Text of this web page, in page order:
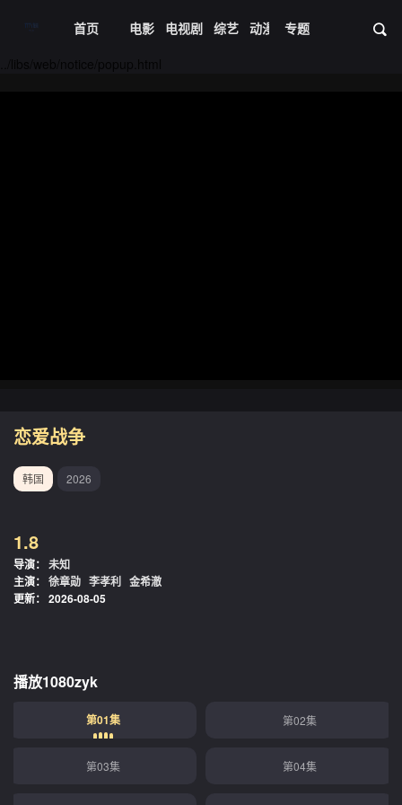
首页 电影 电视剧 综艺 动漫 短剧大全 资
专题
恋爱战争
韩国 2026
1.8
导演： 未知
主演： 徐章勋 李孝利 金希澈
更新： 2026-08-05
播放1080zyk
第01集 第02集
第03集 第04集